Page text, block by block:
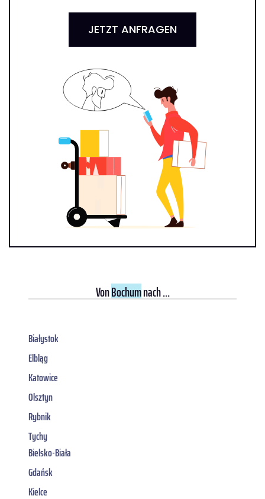
JETZT ANFRAGEN
VonBochumnach ...
Białystok
Elbląg
Katowice
Olsztyn
Rybnik
Tychy
Bielsko-Biała
Gdańsk
Kielce